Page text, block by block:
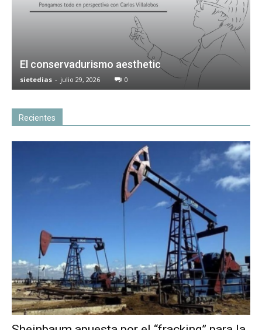
El conservadurismo aesthetic
sietedias - julio 29, 2026 0
Recientes